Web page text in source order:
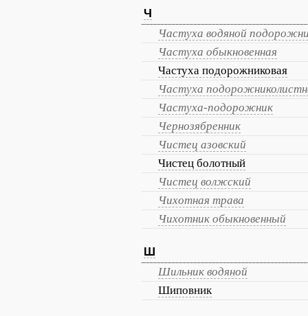
Ч
Частуха водяной
Частуха обыкновенная
Частуха подорожниковая
Частуха
Частуха-подорожник
Чернозябренник
Чистец азовский
Чистец болотный
Чистец волжский
Чихотная трава
Чихотник обыкновенный
Ш
Шильник водяной
Шиповник